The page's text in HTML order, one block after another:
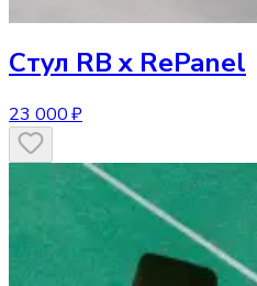
Стул RB x RePanel
23 000 ₽